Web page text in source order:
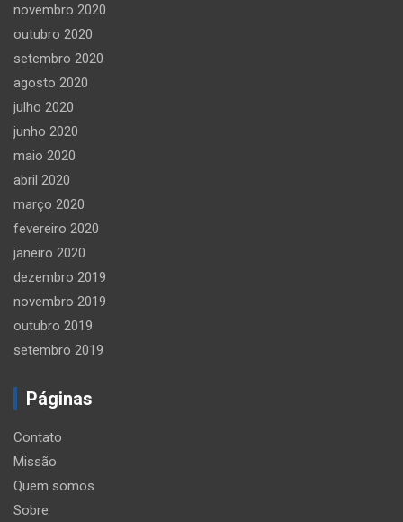
novembro 2020
outubro 2020
setembro 2020
agosto 2020
julho 2020
junho 2020
maio 2020
abril 2020
março 2020
fevereiro 2020
janeiro 2020
dezembro 2019
novembro 2019
outubro 2019
setembro 2019
Páginas
Contato
Missão
Quem somos
Sobre